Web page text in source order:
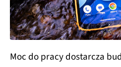
Moc do pracy dostarcza